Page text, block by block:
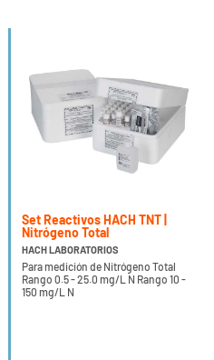
Set Reactivos HACH TNT |
Nitrógeno Total
HACH LABORATORIOS
Para medición de Nitrógeno Total
Rango 0.5 - 25.0 mg/L N Rango 10 -
150 mg/L N